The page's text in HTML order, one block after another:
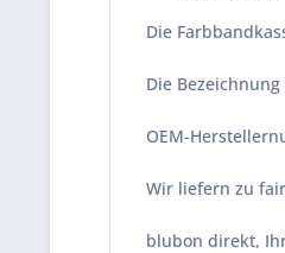
Die
Die
OEM-
Wir liefern zu
blubon direkt,